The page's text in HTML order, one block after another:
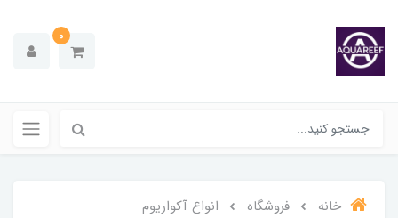
0
خانه فروشگاه
انواع آکواریوم